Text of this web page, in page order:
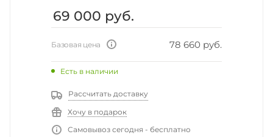
69 000 руб.
Базовая цена 78 660 руб.
Есть в наличии
Рассчитать доставку
Хочу в подарок
Самовывоз сегодня - бесплатно